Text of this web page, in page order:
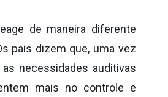
de maneira diferente
pais dizem que, uma vez
necessidades auditivas
mais no controle e